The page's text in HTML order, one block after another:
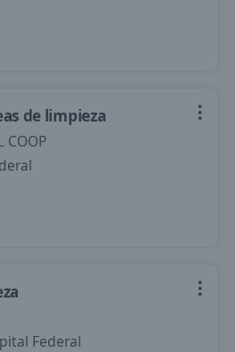
de limpieza
COOP
Federal